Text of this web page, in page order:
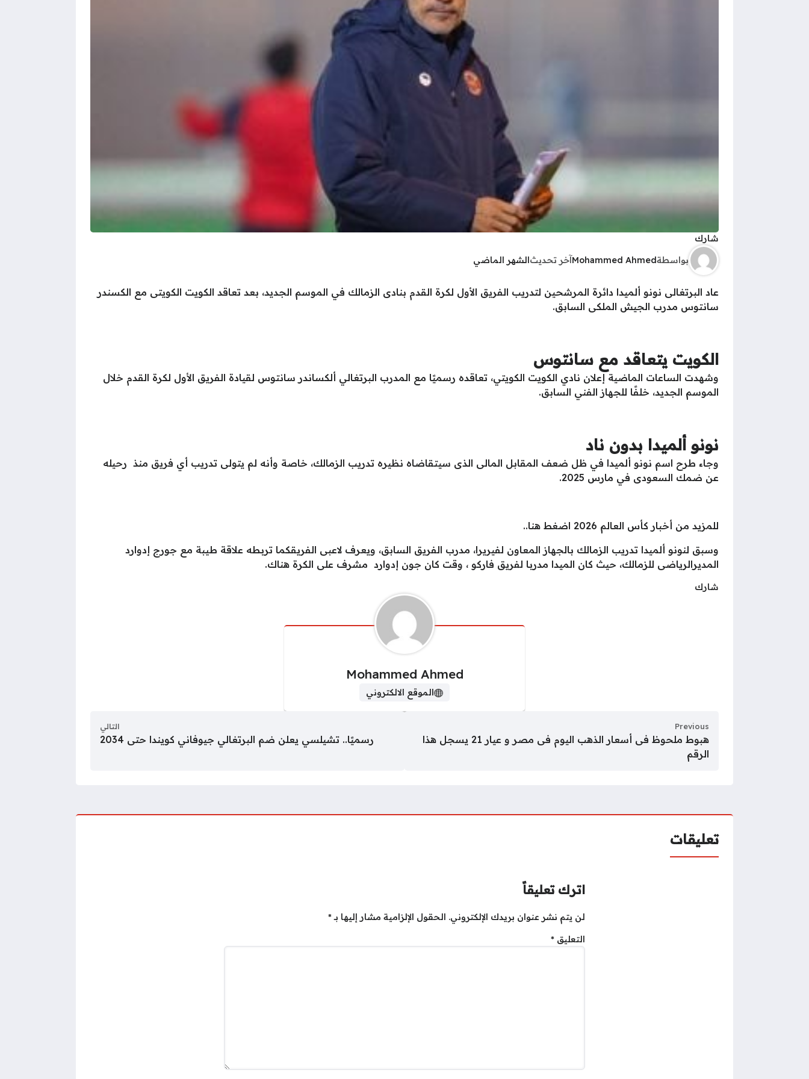
شارك
بواسطةMohammed Ahmedآخر تحديثالشهر الماضي
عاد البرتغالى نونو ألميدا دائرة المرشحين لتدريب الفريق الأول لكرة القدم بنادى الزمالك في الموسم الجديد، بعد تعاقد الكويت الكويتى مع الكسندر
سانتوس مدرب الجيش الملكى السابق.
الكويت يتعاقد مع سانتوس
وشهدت الساعات الماضية إعلان نادي الكويت الكويتي، تعاقده رسميًا مع المدرب البرتغالي ألكساندر سانتوس لقيادة الفريق الأول لكرة القدم خلال
الموسم الجديد، خلفًا للجهاز الفني السابق.
نونو ألميدا بدون ناد
وجاء طرح اسم نونو ألميدا في ظل ضعف المقابل المالى الذى سيتقاضاه نظيره تدريب الزمالك، خاصة وأنه لم يتولى تدريب أي فريق منذ رحيله
عن ضمك السعودى في مارس 2025.
للمزيد من أخبار كأس العالم 2026 اضغط هنا..
وسبق لنونو ألميدا تدريب الزمالك بالجهاز المعاون لفيريرا، مدرب الفريق السابق، ويعرف لاعبى الفريقكما تربطه علاقة طيبة مع جورج إدوارد
المديرالرياضى للزمالك، حيث كان الميدا مدربا لفريق فاركو ، وقت كان جون إدوارد مشرف على الكرة هناك.
شارك
Mohammed Ahmed
الموقع الالكتروني
Previous
هبوط ملحوظ فى أسعار الذهب اليوم فى مصر و عيار 21 يسجل هذا
الرقم
التالي
رسميًا.. تشيلسي يعلن ضم البرتغالي جيوفاني كويندا حتى 2034
تعليقات
اترك تعليقاً
لن يتم نشر عنوان بريدك الإلكتروني. الحقول الإلزامية مشار إليها بـ*
التعليق *